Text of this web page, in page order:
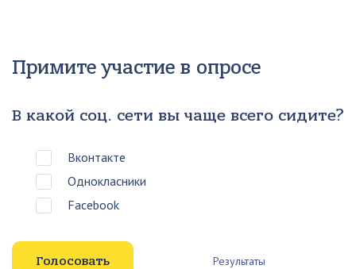
Примите участие в опросе
В какой соц. сети вы чаще всего сидите?
Вконтакте
Однокласники
Facebook
Результаты